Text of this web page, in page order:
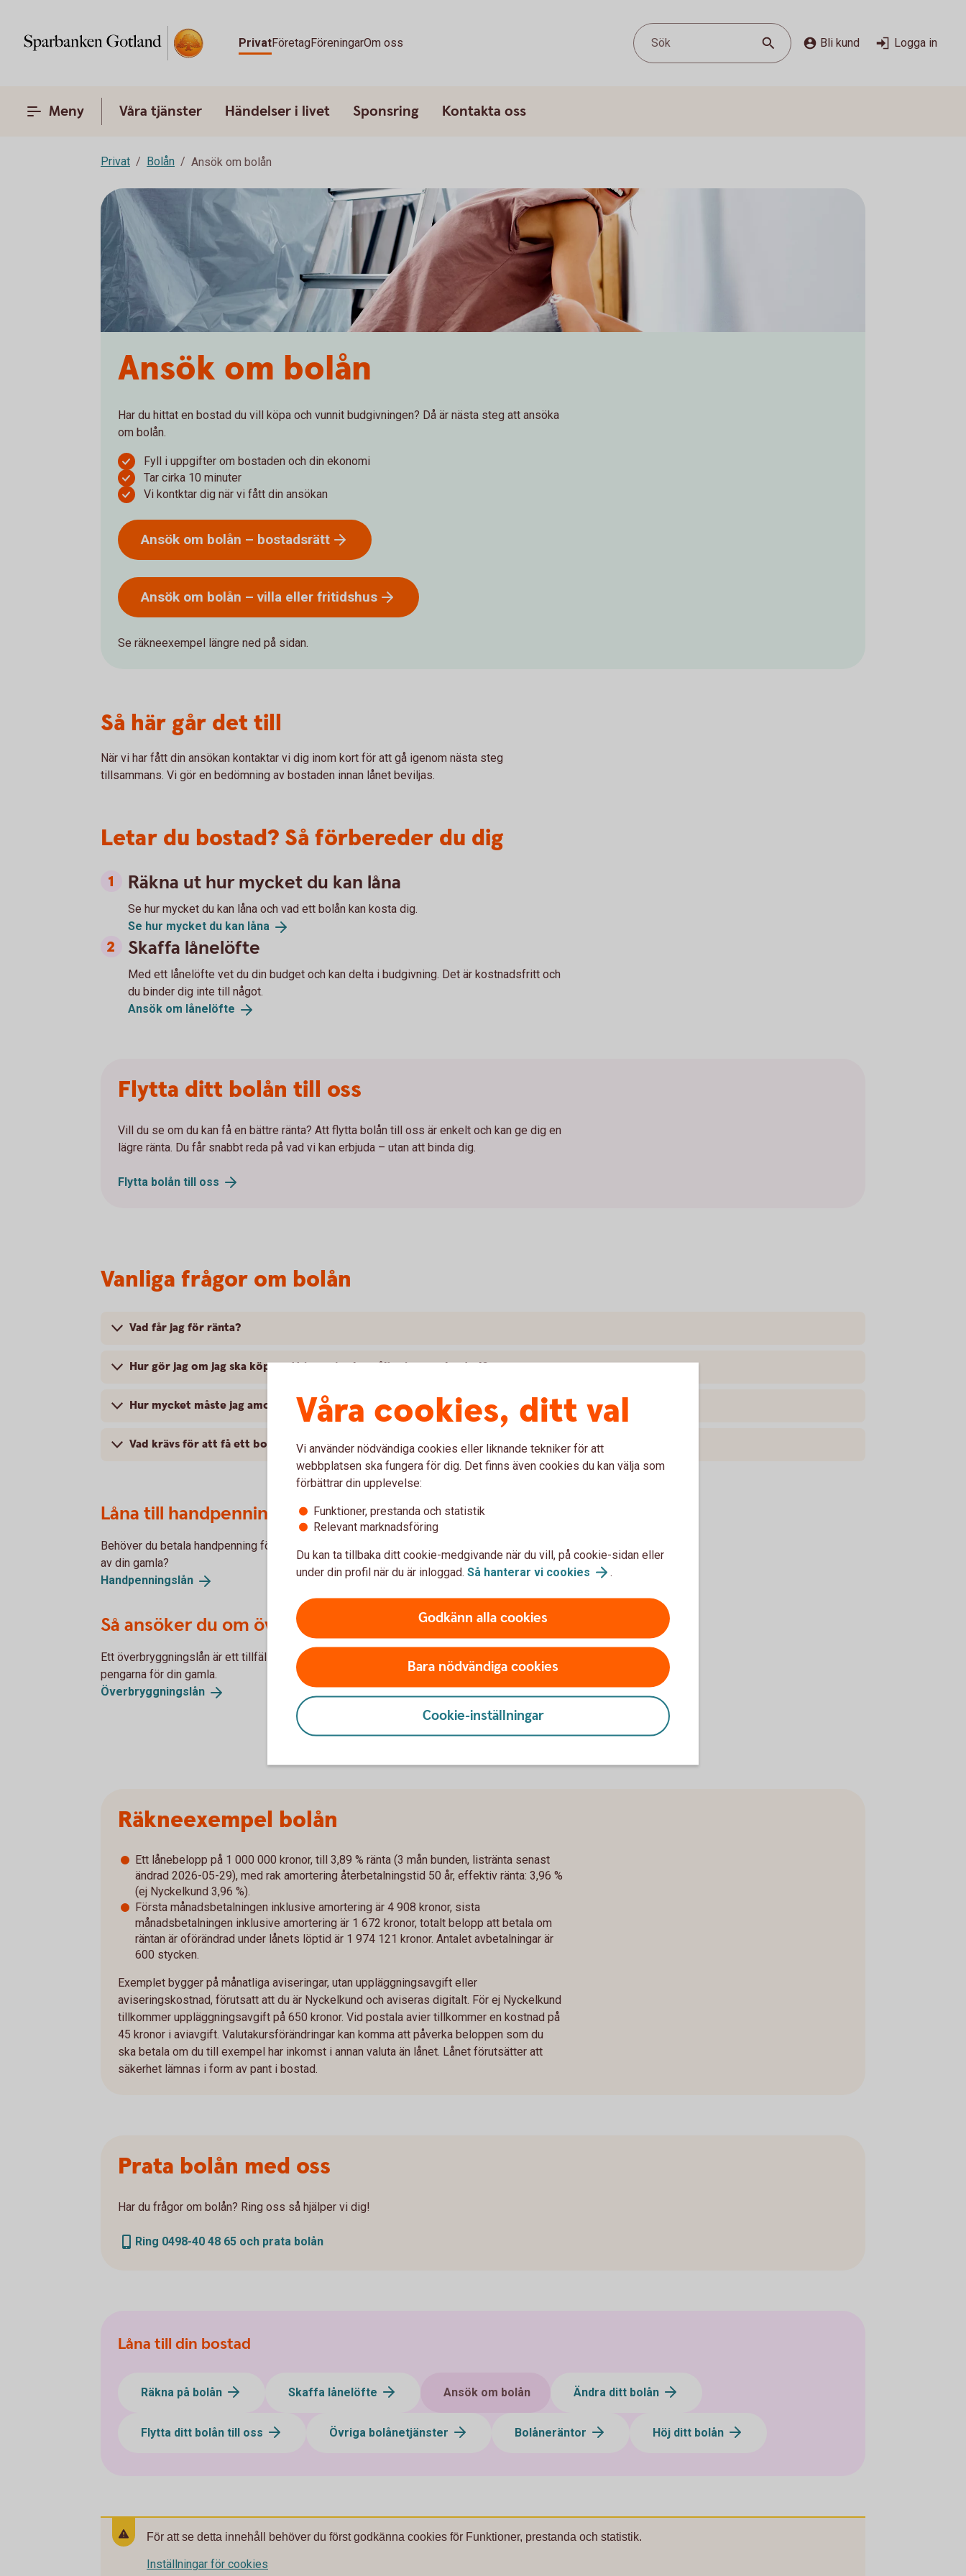
PrivatFöretagFöreningarOm oss Sök Bli kund Logga in
Meny Våra tjänster Händelser i livet Sponsring Kontakta oss
Privat Bolån Ansök om bolån
Ansök om bolån
Har du hittat en bostad du vill köpa och vunnit budgivningen? Då är nästa steg att ansöka
om bolån.
Fyll i uppgifter om bostaden och din ekonomi
Tar cirka 10 minuter
Vi kontktar dig när vi fått din ansökan
Ansök om bolån – bostadsrätt
Ansök om bolån – villa eller fritidshus
Se räkneexempel längre ned på sidan.
Så här går det till
När vi har fått din ansökan kontaktar vi dig inom kort för att gå igenom nästa steg
tillsammans. Vi gör en bedömning av bostaden innan lånet beviljas.
Letar du bostad? Så förbereder du dig
Räkna ut hur mycket du kan låna
Se hur mycket du kan låna och vad ett bolån kan kosta dig.
Se hur mycket du kan låna
Skaffa lånelöfte
Med ett lånelöfte vet du din budget och kan delta i budgivning. Det är kostnadsfritt och
du binder dig inte till något.
Ansök om lånelöfte
Flytta ditt bolån till oss
Vill du se om du kan få en bättre ränta? Att flytta bolån till oss är enkelt och kan ge dig en
lägre ränta. Du får snabbt reda på vad vi kan erbjuda – utan att binda dig.
Flytta bolån till oss
Vanliga frågor om bolån
Vad får jag för ränta?
Hur gör jag om jag ska köpa nytt innan jag har sålt min egna bostad?
Hur mycket måste jag amortera?
Vad krävs för att få ett bolån?
Låna till handpenning
Behöver du betala handpenning för din nya bostad innan du fått pengar från försäljningen
av din gamla?
Handpenningslån
Så ansöker du om överbryggningslån
Ett överbryggningslån är ett tillfälligt lån för att betala din nya bostad innan du fått
pengarna för din gamla.
Överbryggningslån
Räkneexempel bolån
Ett lånebelopp på 1 000 000 kronor, till 3,89 % ränta (3 mån bunden, listränta senast
ändrad 2026-05-29), med rak amortering återbetalningstid 50 år, effektiv ränta: 3,96 %
(ej Nyckelkund 3,96 %).
Första månadsbetalningen inklusive amortering är 4 908 kronor, sista
månadsbetalningen inklusive amortering är 1 672 kronor, totalt belopp att betala om
räntan är oförändrad under lånets löptid är 1 974 121 kronor. Antalet avbetalningar är
600 stycken.
Exemplet bygger på månatliga aviseringar, utan uppläggningsavgift eller
aviseringskostnad, förutsatt att du är Nyckelkund och aviseras digitalt. För ej Nyckelkund
tillkommer uppläggningsavgift på 650 kronor. Vid postala avier tillkommer en kostnad på
45 kronor i aviavgift. Valutakursförändringar kan komma att påverka beloppen som du
ska betala om du till exempel har inkomst i annan valuta än lånet. Lånet förutsätter att
säkerhet lämnas i form av pant i bostad.
Prata bolån med oss
Har du frågor om bolån? Ring oss så hjälper vi dig!
Ring 0498-40 48 65 och prata bolån
Låna till din bostad
Räkna på bolån Skaffa lånelöfte Ansök om bolån Ändra ditt bolån
Flytta ditt bolån till oss Övriga bolånetjänster Bolåneräntor Höj ditt bolån
För att se detta innehåll behöver du först godkänna cookies för Funktioner, prestanda och statistik.
Inställningar för cookies
Våra cookies, ditt val
Vi använder nödvändiga cookies eller liknande tekniker för att
webbplatsen ska fungera för dig. Det finns även cookies du kan välja som
förbättrar din upplevelse:
Funktioner, prestanda och statistik
Relevant marknadsföring
Du kan ta tillbaka ditt cookie-medgivande när du vill, på cookie-sidan eller
under din profil när du är inloggad. Så hanterar vi cookies .
Godkänn alla cookies
Bara nödvändiga cookies
Cookie-inställningar